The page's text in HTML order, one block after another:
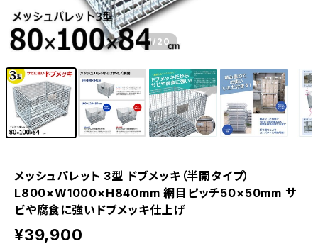
1/20
メッシュパレット 3型 ドブメッキ（半開タイプ）
L800×W1000×H840mm 網目ピッチ50×50mm サ
ビや腐食に強いドブメッキ仕上げ
¥39,900